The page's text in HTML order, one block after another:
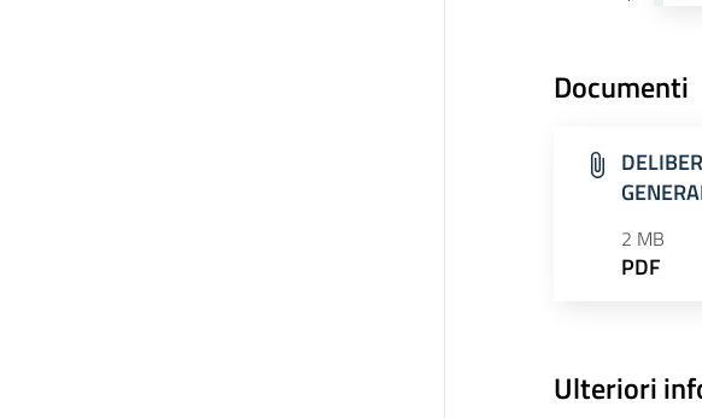
Documenti
2 MB
PDF
Ulteriori